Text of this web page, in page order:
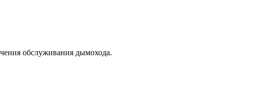
обслуживания дымохода.